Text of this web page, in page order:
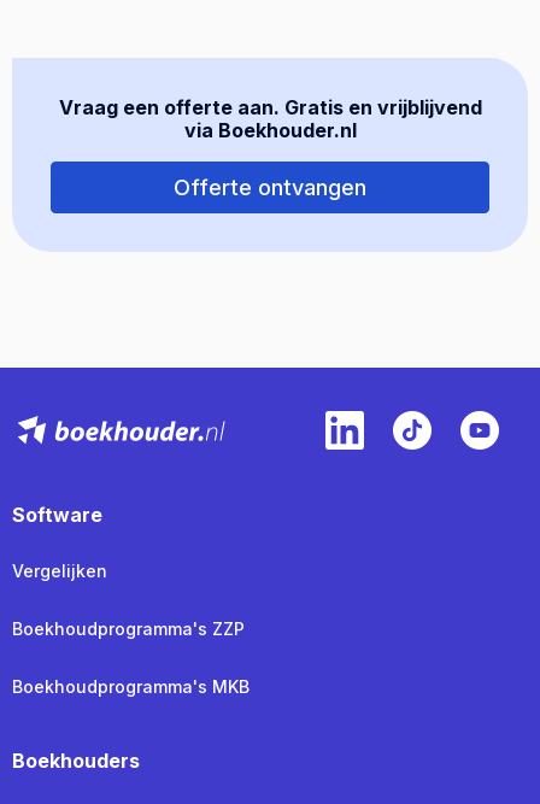
Vraag een offerte aan. Gratis en vrijblijvend
via Boekhouder.nl
Offerte ontvangen
Software
Vergelijken
Boekhoudprogramma's ZZP
Boekhoudprogramma's MKB
Boekhouders